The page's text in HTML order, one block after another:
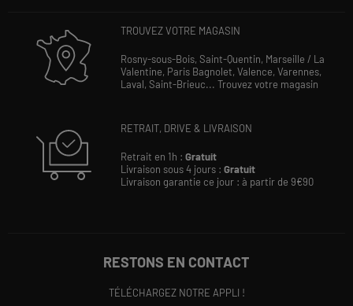
TROUVEZ VOTRE MAGASIN
Rosny-sous-Bois, Saint-Quentin, Marseille / La
Valentine, Paris Bagnolet, Valence, Varennes,
Laval, Saint-Brieuc... Trouvez votre magasin
RETRAIT, DRIVE & LIVRAISON
Retrait en 1h : Gratuit
Livraison sous 4 jours : Gratuit
Livraison garantie ce jour : à partir de 9€90
RESTONS EN CONTACT
TÉLÉCHARGEZ NOTRE APPLI !